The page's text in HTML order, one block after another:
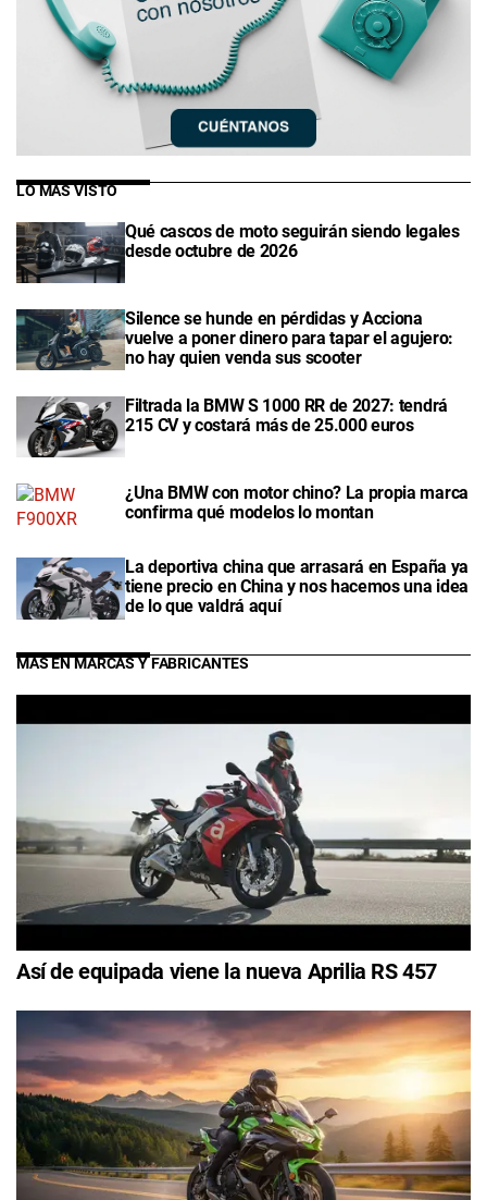
LO MÁS VISTO
Qué cascos de moto seguirán siendo legales
desde octubre de 2026
Silence se hunde en pérdidas y Acciona
vuelve a poner dinero para tapar el agujero:
no hay quien venda sus scooter
Filtrada la BMW S 1000 RR de 2027: tendrá
215 CV y costará más de 25.000 euros
¿Una BMW con motor chino? La propia marca
confirma qué modelos lo montan
La deportiva china que arrasará en España ya
tiene precio en China y nos hacemos una idea
de lo que valdrá aquí
MÁS EN MARCAS Y FABRICANTES
Así de equipada viene la nueva Aprilia RS 457